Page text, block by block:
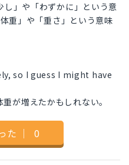
」や「わずかに」という意
重」や「重さ」という意味
so I guess I might have
が増えたかもしれない。
た ｜ 0